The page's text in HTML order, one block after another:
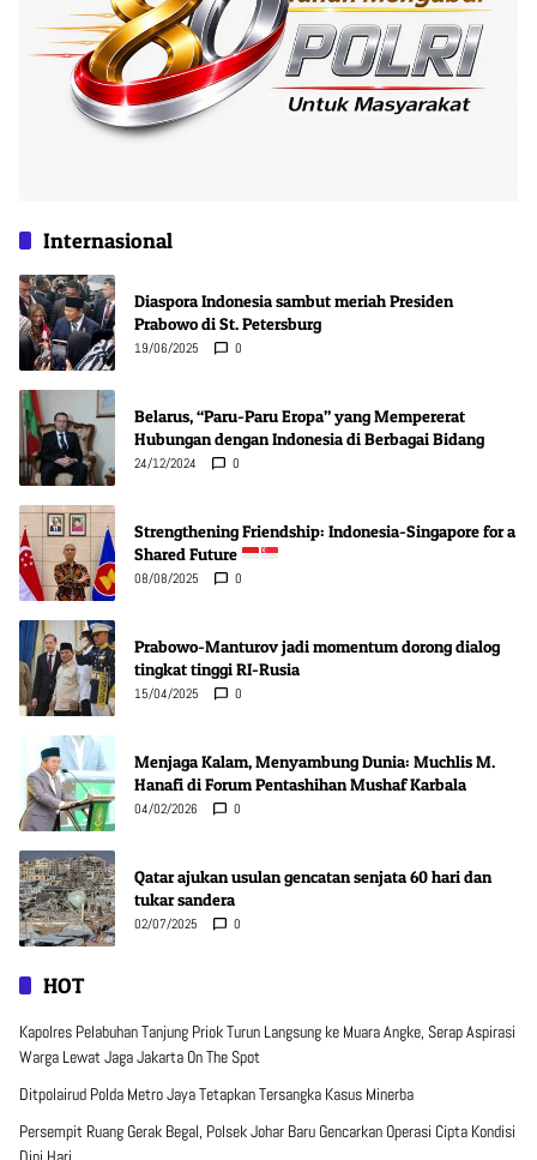
Internasional
Diaspora Indonesia sambut meriah Presiden
Prabowo di St. Petersburg
19/06/2025 0
Belarus, “Paru-Paru Eropa” yang Mempererat
Hubungan dengan Indonesia di Berbagai Bidang
24/12/2024 0
Strengthening Friendship: Indonesia-Singapore for a
Shared Future
08/08/2025 0
Prabowo-Manturov jadi momentum dorong dialog
tingkat tinggi RI-Rusia
15/04/2025 0
Menjaga Kalam, Menyambung Dunia: Muchlis M.
Hanafi di Forum Pentashihan Mushaf Karbala
04/02/2026 0
Qatar ajukan usulan gencatan senjata 60 hari dan
tukar sandera
02/07/2025 0
HOT
Kapolres Pelabuhan Tanjung Priok Turun Langsung ke Muara Angke, Serap Aspirasi
Warga Lewat Jaga Jakarta On The Spot
Ditpolairud Polda Metro Jaya Tetapkan Tersangka Kasus Minerba
Persempit Ruang Gerak Begal, Polsek Johar Baru Gencarkan Operasi Cipta Kondisi